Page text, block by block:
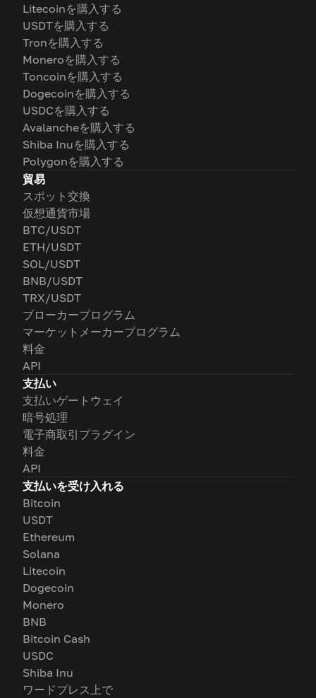
Litecoinを購入する
USDTを購入する
Tronを購入する
Moneroを購入する
Toncoinを購入する
Dogecoinを購入する
USDCを購入する
Avalancheを購入する
Shiba Inuを購入する
Polygonを購入する
貿易
スポット交換
仮想通貨市場
BTC/USDT
ETH/USDT
SOL/USDT
BNB/USDT
TRX/USDT
ブローカープログラム
マーケットメーカープログラム
料金
API
支払い
支払いゲートウェイ
暗号処理
電子商取引プラグイン
料金
API
支払いを受け入れる
Bitcoin
USDT
Ethereum
Solana
Litecoin
Dogecoin
Monero
BNB
Bitcoin Cash
USDC
Shiba Inu
ワードプレス上で